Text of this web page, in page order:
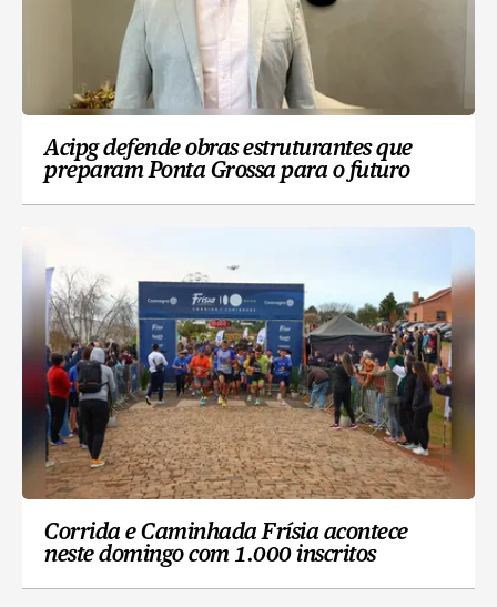
Acipg defende obras estruturantes que
preparam Ponta Grossa para o futuro
Corrida e Caminhada Frísia acontece
neste domingo com 1.000 inscritos